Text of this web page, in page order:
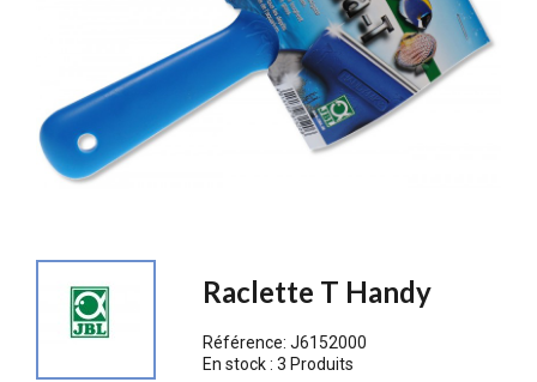
Raclette T Handy
Référence:J6152000
En stock :3 Produits